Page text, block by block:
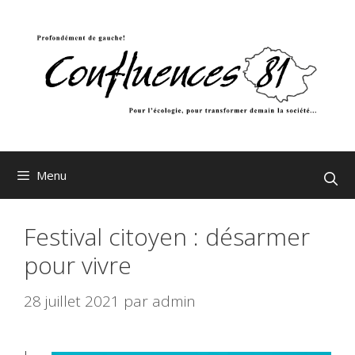
Menu
Festival citoyen : désarmer
pour vivre
28 juillet 2021 par admin